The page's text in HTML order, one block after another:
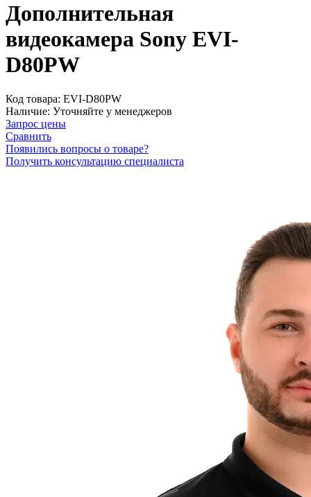
Дополнительная
видеокамера Sony EVI-
D80PW
Код товара: EVI-D80PW
Наличие: Уточняйте у менеджеров
Запрос цены
Сравнить
Появились вопросы о товаре?
Получить консультацию специалиста